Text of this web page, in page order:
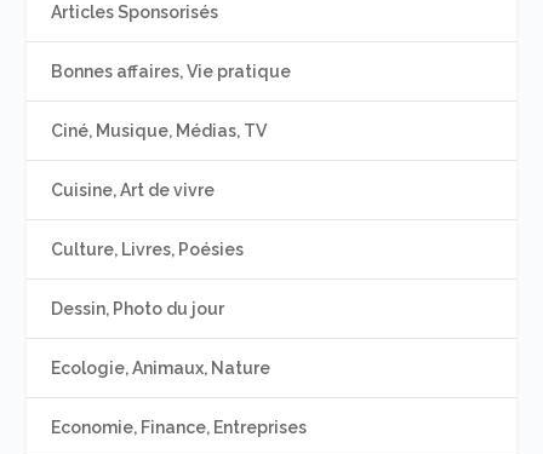
Articles Sponsorisés
Bonnes affaires, Vie pratique
Ciné, Musique, Médias, TV
Cuisine, Art de vivre
Culture, Livres, Poésies
Dessin, Photo du jour
Ecologie, Animaux, Nature
Economie, Finance, Entreprises